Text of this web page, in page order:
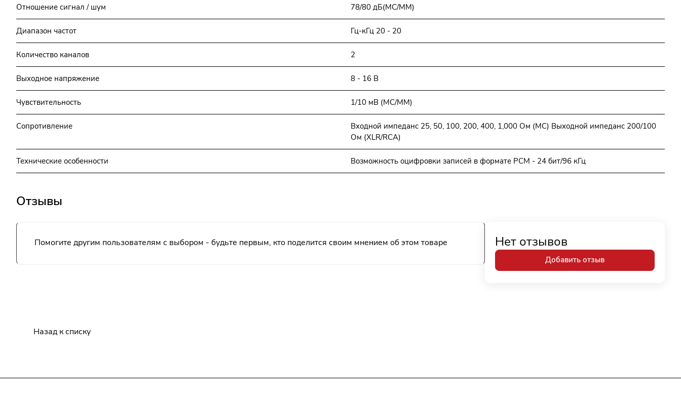
Отношение сигнал / шум 78/80 дБ(МС/ММ)
Диапазон частот Гц-кГц 20 - 20
Количество каналов 2
Выходное напряжение 8 - 16 В
Чувствительность 1/10 мВ (МС/ММ)
Сопротивление
Входной импеданс 25, 50, 100, 200, 400, 1,000 Ом (МС) Выходной импеданс 200/100
Ом (XLR/RCA)
Технические особенности Возможность оцифровки записей в формате PCM - 24 бит/96 кГц
Отзывы
Помогите другим пользователям с выбором - будьте первым, кто поделится своим мнением об этом товаре Нет отзывов
Добавить отзыв
Назад к списку